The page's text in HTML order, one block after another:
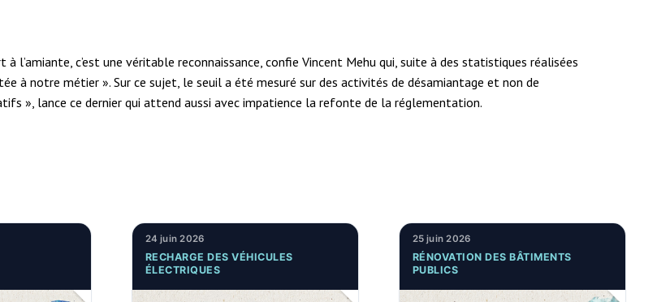
l’amiante, c’est une véritable reconnaissance, confie Vincent Mehu qui, suite à des statistiques réalisées
à notre métier ». Sur ce sujet, le seuil a été mesuré sur des activités de désamiantage et non de
», lance ce dernier qui attend aussi avec impatience la refonte de la réglementation.
24 juin 2026
RECHARGE DES VÉHICULES
ÉLECTRIQUES
25 juin 2026
RÉNOVATION DES BÂTIMENTS
PUBLICS